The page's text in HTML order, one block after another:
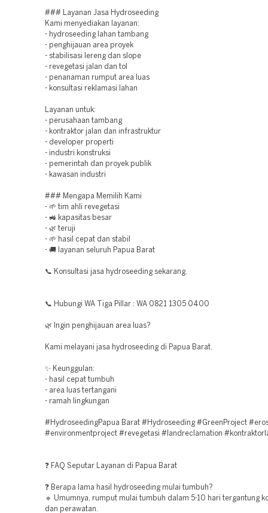
### Layanan Jasa Hydroseeding
Kami menyediakan layanan:
- hydroseeding lahan tambang
- penghijauan area proyek
- stabilisasi lereng dan slope
- revegetasi jalan dan tol
- penanaman rumput area luas
- konsultasi reklamasi lahan
Layanan untuk:
- perusahaan tambang
- kontraktor jalan dan infrastruktur
- developer properti
- industri konstruksi
- pemerintah dan proyek publik
- kawasan industri
### Mengapa Memilih Kami
- 🌱 tim ahli revegetasi
- 🚜 kapasitas besar
- 🌿 teruji
- 🌱 hasil cepat dan stabil
- 🚚 layanan seluruh Papua Barat
📞 Konsultasi jasa hydroseeding sekarang.
📞 Hubungi WA Tiga Pillar : WA 0821 1305 0400
🌿 Ingin penghijauan area luas?
Kami melayani jasa hydroseeding di Papua Barat.
✨ Keunggulan:
- hasil cepat tumbuh
- area luas tertangani
- ramah lingkungan
#HydroseedingPapua Barat #Hydroseeding #GreenProject
#environmentproject #revegetasi #landreclamation
❓ FAQ Seputar Layanan di Papua Barat
❓ Berapa lama hasil hydroseeding mulai tumbuh?
🔹 Umumnya, rumput mulai tumbuh dalam 5-10 hari tergantung
dan perawatan.